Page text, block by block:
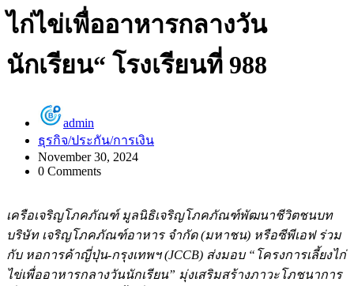
ไก่ไข่เพื่ออาหารกลางวัน
นักเรียน“ โรงเรียนที่ 988
admin
ธุรกิจ/ประกัน/การเงิน
November 30, 2024
0 Comments
เครือเจริญโภคภัณฑ์ มูลนิธิเจริญโภคภัณฑ์พัฒนาชีวิตชนบท
บริษัท เจริญโภคภัณฑ์อาหาร จำกัด (มหาชน) หรือซีพีเอฟ ร่วม
กับ หอการค้าญี่ปุ่น-กรุงเทพฯ (JCCB) ส่งมอบ “โครงการเลี้ยงไก่
ไข่เพื่ออาหารกลางวันนักเรียน” มุ่งเสริมสร้างภาวะโภชนาการ